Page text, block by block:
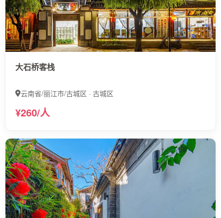
大石桥客栈
云南省/丽江市/古城区 · 古城区
¥260/人